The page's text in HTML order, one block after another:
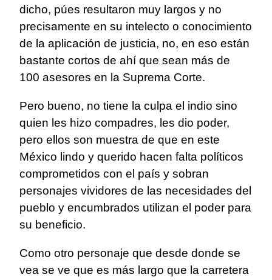
dicho, púes resultaron muy largos y no
precisamente en su intelecto o conocimiento
de la aplicación de justicia, no, en eso están
bastante cortos de ahí que sean más de
100 asesores en la Suprema Corte.
Pero bueno, no tiene la culpa el indio sino
quien les hizo compadres, les dio poder,
pero ellos son muestra de que en este
México lindo y querido hacen falta políticos
comprometidos con el país y sobran
personajes vividores de las necesidades del
pueblo y encumbrados utilizan el poder para
su beneficio.
Como otro personaje que desde donde se
vea se ve que es más largo que la carretera